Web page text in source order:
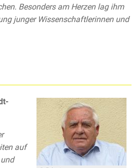
Besonders am Herzen lag ihm
junger Wissenschaftlerinnen und
auf